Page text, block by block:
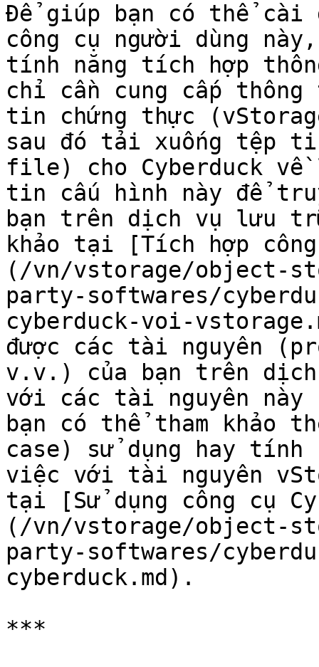
Để giúp bạn có thể cài
công cụ người dùng
tính năng tích hợp
chỉ cần cung cấp
tin chứng thực
sau đó tải xuống tệp
file) cho Cyberduck
tin cấu hình này để
bạn trên dịch vụ lưu
khảo tại [Tích hợp
(/vn/vstorage/object-
party-softwares/
cyberduck-voi-
được các tài nguyên
v.v.) của bạn trên
với các tài nguyên này
bạn có thể tham khảo
case) sử dụng hay tính
việc với tài nguyên
tại [Sử dụng công cụ
(/vn/vstorage/object-
party-softwares/
cyberduck.md).
***